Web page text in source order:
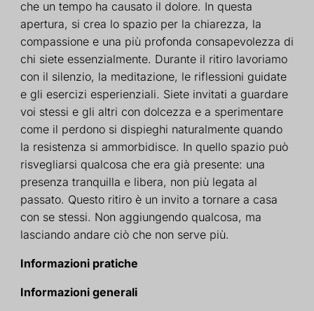
che un tempo ha causato il dolore. In questa
apertura, si crea lo spazio per la chiarezza, la
compassione e una più profonda consapevolezza di
chi siete essenzialmente. Durante il ritiro lavoriamo
con il silenzio, la meditazione, le riflessioni guidate
e gli esercizi esperienziali. Siete invitati a guardare
voi stessi e gli altri con dolcezza e a sperimentare
come il perdono si dispieghi naturalmente quando
la resistenza si ammorbidisce. In quello spazio può
risvegliarsi qualcosa che era già presente: una
presenza tranquilla e libera, non più legata al
passato. Questo ritiro è un invito a tornare a casa
con se stessi. Non aggiungendo qualcosa, ma
lasciando andare ciò che non serve più.
Informazioni pratiche
Informazioni generali